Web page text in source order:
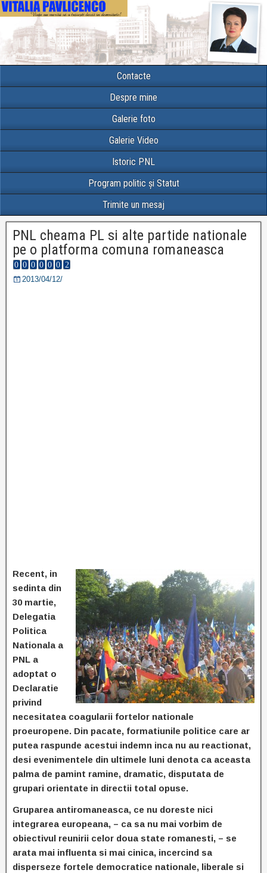
Contacte
Despre mine
Galerie foto
Galerie Video
Istoric PNL
Program politic și Statut
Trimite un mesaj
PNL cheama PL si alte partide nationale
pe o platforma comuna romaneasca
2013/04/12/
Recent, in
sedinta din
30 martie,
Delegatia
Politica
Nationala a
PNL a
adoptat o
Declaratie
privind
necesitatea coagularii fortelor nationale
proeuropene. Din pacate, formatiunile politice care ar
putea raspunde acestui indemn inca nu au reactionat,
desi evenimentele din ultimele luni denota ca aceasta
palma de pamint ramine, dramatic, disputata de
grupari orientate in directii total opuse.
Gruparea antiromaneasca, ce nu doreste nici
integrarea europeana, – ca sa nu mai vorbim de
obiectivul reunirii celor doua state romanesti, – se
arata mai influenta si mai cinica, incercind sa
disperseze fortele democratice nationale, liberale si